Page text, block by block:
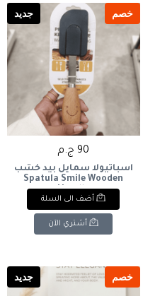
خصم جديد
90 ج.م
اسباتيولا سمايل بيد خشب
Spatula Smile Wooden
Handle
أضف الى السلة
أشتري الآن
خصم جديد